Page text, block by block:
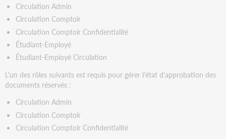
Circulation Admin
Circulation Comptoir
Circulation Comptoir Confidentialité
Étudiant-Employé
Étudiant-Employé Circulation
L'un des rôles suivants est requis pour gérer l'état d'approbation des
documents réservés :
Circulation Admin
Circulation Comptoir
Circulation Comptoir Confidentialité